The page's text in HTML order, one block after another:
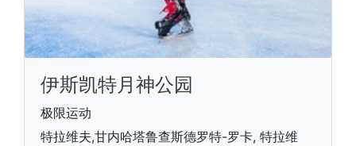
伊斯凯特月神公园
极限运动
特拉维夫,甘内哈塔鲁查斯德罗特-罗卡, 特拉维